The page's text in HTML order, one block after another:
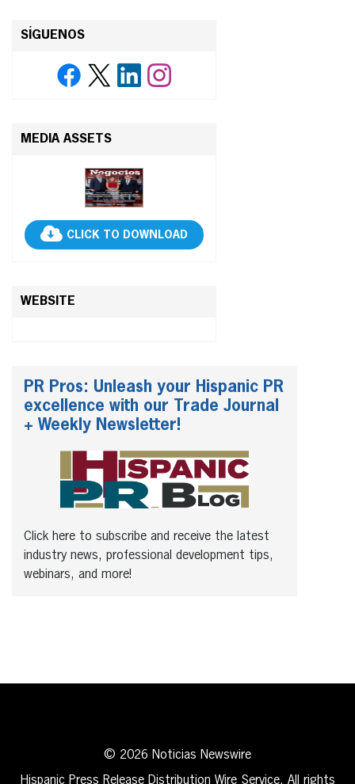
SÍGUENOS
MEDIA ASSETS
CLICK TO DOWNLOAD
WEBSITE
PR Pros: Unleash your Hispanic PR
excellence with our Trade Journal
+ Weekly Newsletter!
Click here to subscribe and receive the latest
industry news, professional development tips,
webinars, and more!
© 2026 Noticias Newswire
Hispanic Press Release Distribution Wire Service. All rights